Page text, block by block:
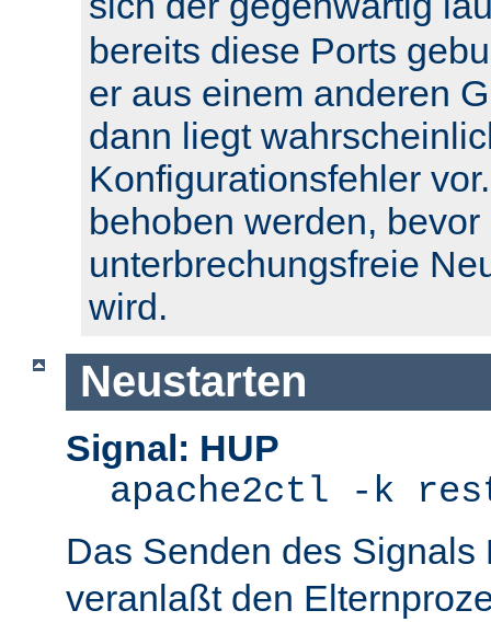
bereits diese Ports
er aus einem anderen
dann liegt
Konfigurationsfehler
behoben werden, bevor
unterbrechungsfreie
wird.
Neustarten
Signal: HUP
apache2ctl -k
Das Senden des Signals
veranlaßt den